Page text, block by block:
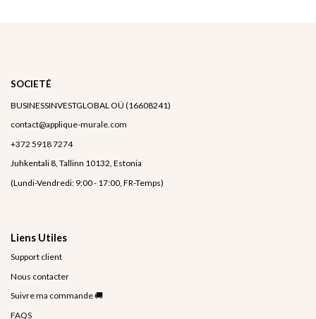
SOCIETÉ
BUSINESSINVESTGLOBAL OÜ (16608241)
contact@applique-murale.com
+372 5918 7274
Juhkentali 8, Tallinn 10132, Estonia
(Lundi-Vendredi: 9:00 - 17:00, FR-Temps)
Liens Utiles
Support client
Nous contacter
Suivre ma commande 🚚
FAQS